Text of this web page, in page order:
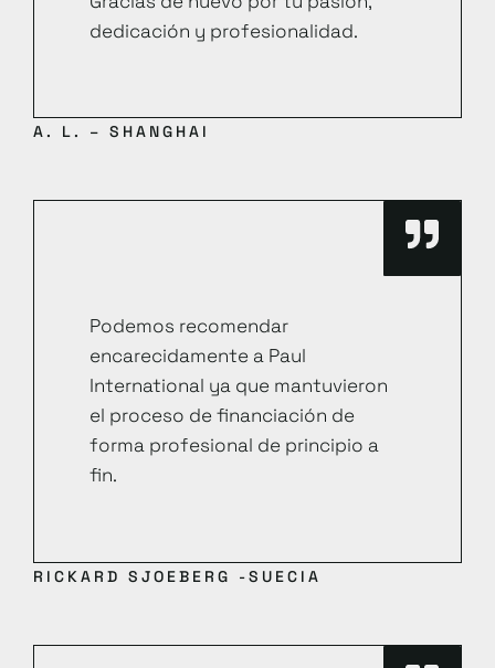
dedicación y profesionalidad.
A. L. – SHANGHAI
Podemos recomendar
encarecidamente a Paul
International ya que mantuvieron
el proceso de financiación de
forma profesional de principio a
fin.
RICKARD SJOEBERG -SUECIA